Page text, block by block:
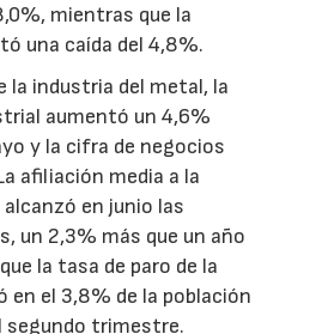
mientras que la
una caída del 4,8%.
la industria del metal, la
aumentó un 4,6%
y la cifra de negocios
afiliación media a la
en junio las
un 2,3% más que un año
la tasa de paro de la
en el 3,8% de la población
segundo trimestre.